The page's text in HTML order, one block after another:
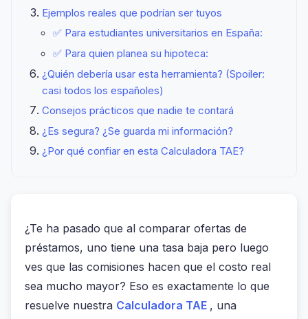
Ejemplos reales que podrían ser tuyos
✅ Para estudiantes universitarios en España:
✅ Para quien planea su hipoteca:
¿Quién debería usar esta herramienta? (Spoiler:
casi todos los españoles)
Consejos prácticos que nadie te contará
¿Es segura? ¿Se guarda mi información?
¿Por qué confiar en esta Calculadora TAE?
¿Te ha pasado que al comparar ofertas de
préstamos, uno tiene una tasa baja pero luego
ves que las comisiones hacen que el costo real
sea mucho mayor? Eso es exactamente lo que
resuelve nuestra Calculadora TAE , una